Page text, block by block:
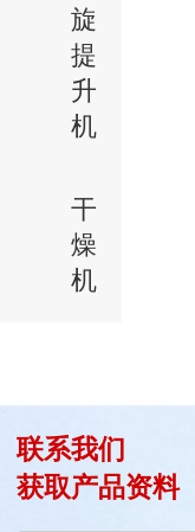
旋
提
升
机
干
燥
机
联系我们
获取产品资料